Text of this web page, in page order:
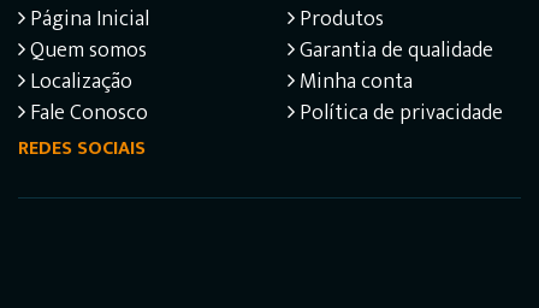
Página Inicial
Quem somos
Localização
Fale Conosco
Produtos
Garantia de qualidade
Minha conta
Política de privacidade
REDES SOCIAIS